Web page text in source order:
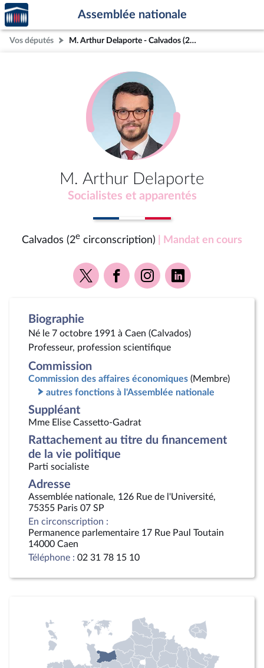
Aller au contenu
Aller en bas de la page
Accèder
à la
page
d'accueil
Assemblée nationale
Vos députés M. Arthur Delaporte - Calvados (2e circonscription)
M. Arthur Delaporte
Socialistes et apparentés
Calvados (2e circonscription) | Mandat en cours
Voir
la
Voir
la
Voir
la
Voir
la
Biographie
Né le 7 octobre 1991 à Caen (Calvados)
Professeur, profession scientifique
Commission
Commission des affaires économiques (Membre)
autres fonctions à l'Assemblée nationale
Suppléant
Mme Elise Cassetto-Gadrat
Rattachement au titre du financement
de la vie politique
Parti socialiste
Adresse
Assemblée nationale, 126 Rue de l'Université,
75355 Paris 07 SP
En circonscription :
Permanence parlementaire 17 Rue Paul Toutain
14000 Caen
Téléphone : 02 31 78 15 10